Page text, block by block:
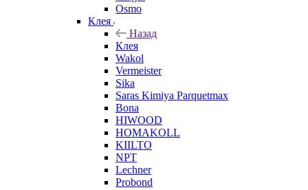
Osmo
Клея
Назад
Клея
Wakol
Vermeister
Sika
Saras Kimiya Parquetmax
Bona
HIWOOD
HOMAKOLL
KIILTO
NPT
Lechner
Probond